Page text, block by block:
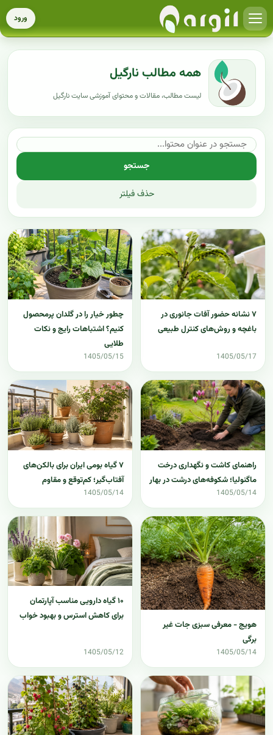
ورود
همه مطالب نارگیل
لیست مطالب، مقالات و محتوای آموزشی سایت نارگیل
جستجو
حذف فیلتر
۷ نشانه حضور آفات جانوری در
باغچه و روش‌های کنترل طبیعی
1405/05/17
چطور خیار را در گلدان پرمحصول
کنیم؟ اشتباهات رایج و نکات
طلایی
1405/05/15
راهنمای کاشت و نگهداری درخت
ماگنولیا؛ شکوفه‌های درشت در بهار
1405/05/14
۷ گیاه بومی ایران برای بالکن‌های
آفتاب‌گیر؛ کم‌توقع و مقاوم
1405/05/14
هویج - معرفی سبزی جات غیر
برگی
1405/05/14
۱۰ گیاه دارویی مناسب آپارتمان
برای کاهش استرس و بهبود خواب
1405/05/12